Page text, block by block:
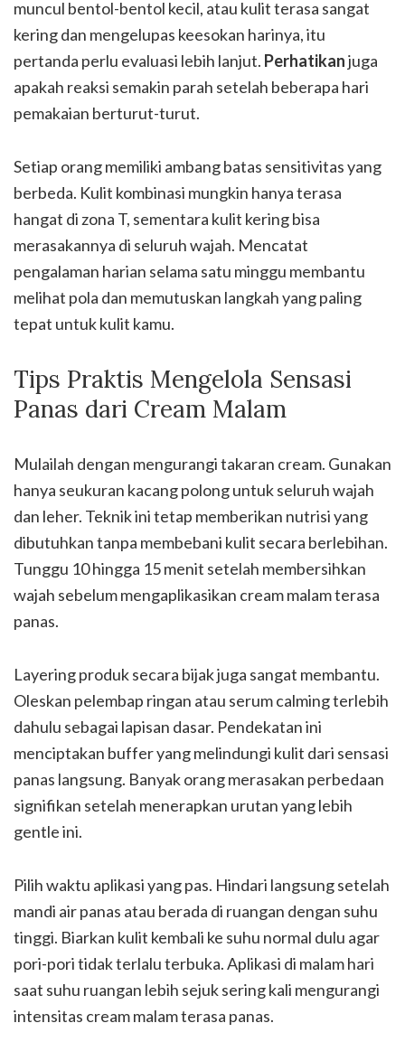
muncul bentol-bentol kecil, atau kulit terasa sangat
kering dan mengelupas keesokan harinya, itu
pertanda perlu evaluasi lebih lanjut. Perhatikanjuga
apakah reaksi semakin parah setelah beberapa hari
pemakaian berturut-turut.
Setiap orang memiliki ambang batas sensitivitas yang
berbeda. Kulit kombinasi mungkin hanya terasa
hangat di zona T, sementara kulit kering bisa
merasakannya di seluruh wajah. Mencatat
pengalaman harian selama satu minggu membantu
melihat pola dan memutuskan langkah yang paling
tepat untuk kulit kamu.
Tips Praktis Mengelola Sensasi
Panas dari Cream Malam
Mulailah dengan mengurangi takaran cream. Gunakan
hanya seukuran kacang polong untuk seluruh wajah
dan leher. Teknik ini tetap memberikan nutrisi yang
dibutuhkan tanpa membebani kulit secara berlebihan.
Tunggu 10 hingga 15 menit setelah membersihkan
wajah sebelum mengaplikasikan cream malam terasa
panas.
Layering produk secara bijak juga sangat membantu.
Oleskan pelembap ringan atau serum calming terlebih
dahulu sebagai lapisan dasar. Pendekatan ini
menciptakan buffer yang melindungi kulit dari sensasi
panas langsung. Banyak orang merasakan perbedaan
signifikan setelah menerapkan urutan yang lebih
gentle ini.
Pilih waktu aplikasi yang pas. Hindari langsung setelah
mandi air panas atau berada di ruangan dengan suhu
tinggi. Biarkan kulit kembali ke suhu normal dulu agar
pori-pori tidak terlalu terbuka. Aplikasi di malam hari
saat suhu ruangan lebih sejuk sering kali mengurangi
intensitas cream malam terasa panas.